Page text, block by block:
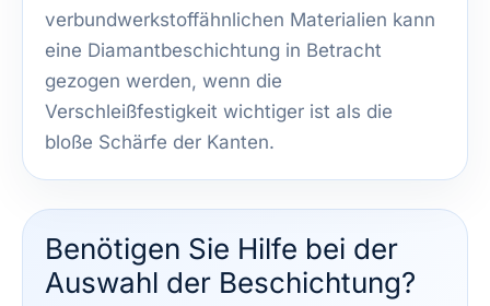
verbundwerkstoffähnlichen Materialien kann
eine Diamantbeschichtung in Betracht
gezogen werden, wenn die
Verschleißfestigkeit wichtiger ist als die
bloße Schärfe der Kanten.
Benötigen Sie Hilfe bei der
Auswahl der Beschichtung?